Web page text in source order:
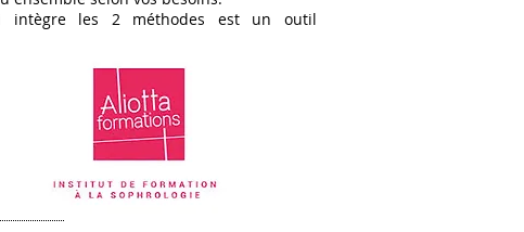
intègre les 2 méthodes est un outil